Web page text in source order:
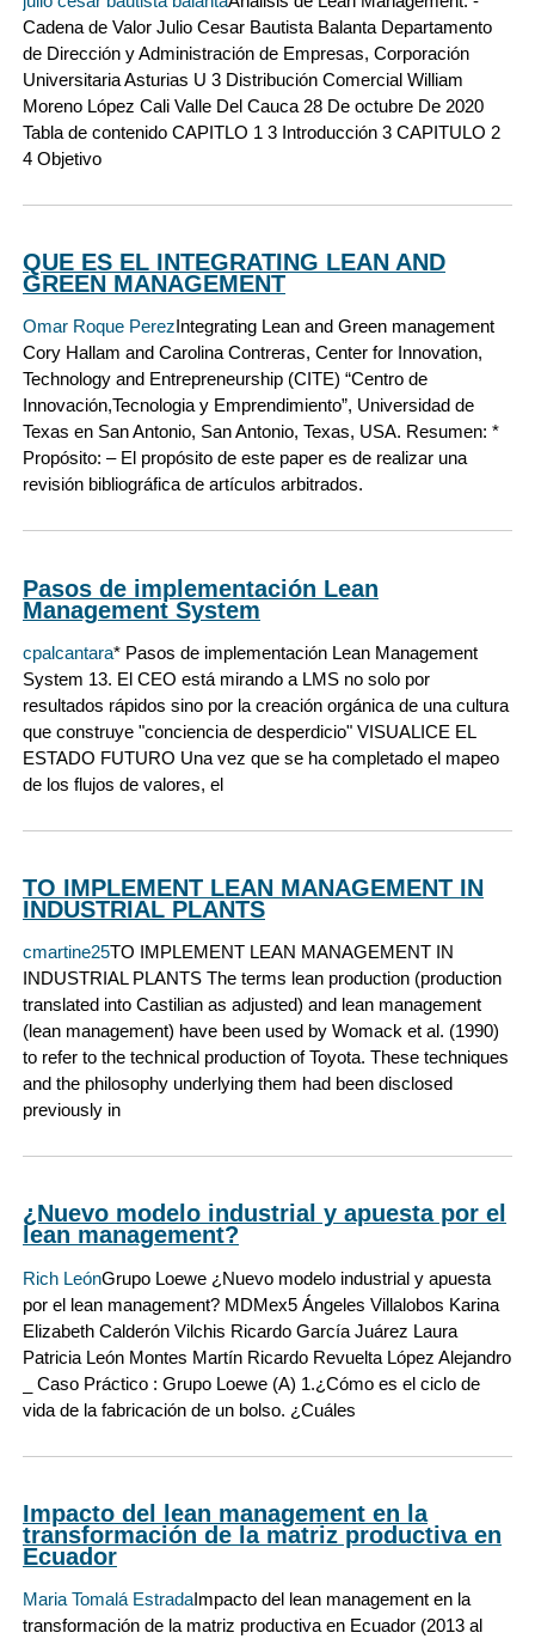
Cadena de Valor Julio Cesar Bautista Balanta Departamento
de Dirección y Administración de Empresas, Corporación
Universitaria Asturias U 3 Distribución Comercial William
Moreno López Cali Valle Del Cauca 28 De octubre De 2020
Tabla de contenido CAPITLO 1 3 Introducción 3 CAPITULO 2
4 Objetivo
QUE ES EL INTEGRATING LEAN AND
GREEN MANAGEMENT
Omar Roque Perez Integrating Lean and Green management
Cory Hallam and Carolina Contreras, Center for Innovation,
Technology and Entrepreneurship (CITE) “Centro de
Innovación,Tecnologia y Emprendimiento”, Universidad de
Texas en San Antonio, San Antonio, Texas, USA. Resumen: *
Propósito: – El propósito de este paper es de realizar una
revisión bibliográfica de artículos arbitrados.
Pasos de implementación Lean
Management System
cpalcantara* Pasos de implementación Lean Management
System 13. El CEO está mirando a LMS no solo por
resultados rápidos sino por la creación orgánica de una cultura
que construye "conciencia de desperdicio" VISUALICE EL
ESTADO FUTURO Una vez que se ha completado el mapeo
de los flujos de valores, el
TO IMPLEMENT LEAN MANAGEMENT IN
INDUSTRIAL PLANTS
cmartine25TO IMPLEMENT LEAN MANAGEMENT IN
INDUSTRIAL PLANTS The terms lean production (production
translated into Castilian as adjusted) and lean management
(lean management) have been used by Womack et al. (1990)
to refer to the technical production of Toyota. These techniques
and the philosophy underlying them had been disclosed
previously in
¿Nuevo modelo industrial y apuesta por el
lean management?
Rich LeónGrupo Loewe ¿Nuevo modelo industrial y apuesta
por el lean management? MDMex5 Ángeles Villalobos Karina
Elizabeth Calderón Vilchis Ricardo García Juárez Laura
Patricia León Montes Martín Ricardo Revuelta López Alejandro
_ Caso Práctico : Grupo Loewe (A) 1.¿Cómo es el ciclo de
vida de la fabricación de un bolso. ¿Cuáles
Impacto del lean management en la
transformación de la matriz productiva en
Ecuador
Maria Tomalá EstradaImpacto del lean management en la
transformación de la matriz productiva en Ecuador (2013 al